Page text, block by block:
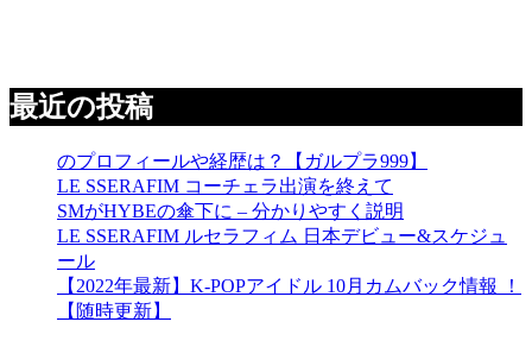
最近の投稿
のプロフィールや経歴は？【ガルプラ999】
LE SSERAFIM コーチェラ出演を終えて
SMがHYBEの傘下に – 分かりやすく説明
LE SSERAFIM ルセラフィム 日本デビュー&スケジュ
ール
【2022年最新】K-POPアイドル 10月カムバック情報 ！
【随時更新】